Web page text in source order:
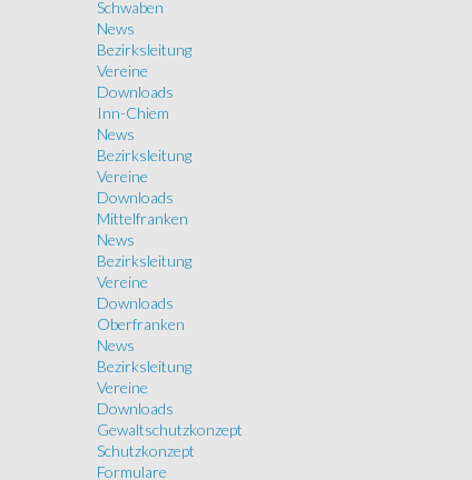
Schwaben
News
Bezirksleitung
Vereine
Downloads
Inn-Chiem
News
Bezirksleitung
Vereine
Downloads
Mittelfranken
News
Bezirksleitung
Vereine
Downloads
Oberfranken
News
Bezirksleitung
Vereine
Downloads
Gewaltschutzkonzept
Schutzkonzept
Formulare